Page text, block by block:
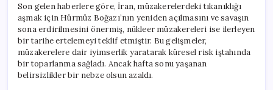
Son gelen haberlere göre, İran, müzakerelerdeki tıkanıklığı
aşmak için Hürmüz Boğazı’nın yeniden açılmasını ve savaşın
sona erdirilmesini önermiş, nükleer müzakereleri ise ilerleyen
bir tarihe ertelemeyi teklif etmiştir. Bu gelişmeler,
müzakerelere dair iyimserlik yaratarak küresel risk iştahında
bir toparlanma sağladı. Ancak hafta sonu yaşanan
belirsizlikler bir nebze olsun azaldı.